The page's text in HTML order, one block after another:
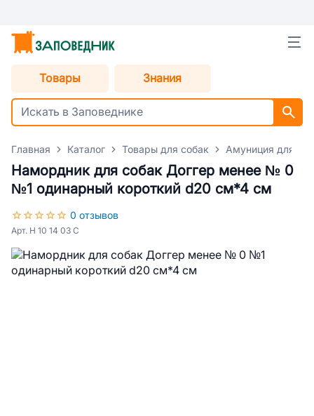
Товары Знания
Главная Каталог Товары для собак Амуниция для
Намордник для собак Доггер менее № 0
№1 одинарный короткий d20 см*4 см
0 отзывов
Арт. Н 10 14 03 С